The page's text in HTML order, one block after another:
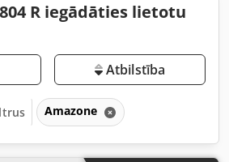
R iegādāties lietotu
Atbilstība
Amazone